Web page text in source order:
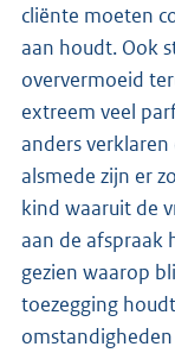
cliënte moeten
aan houdt. Ook
oververmoeid
extreem veel
anders
alsmede zijn er
kind waaruit de
aan de afspraak
gezien waarop
toezegging